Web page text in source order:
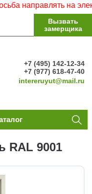
на
Вызвать
замерщика
+7 (495) 142-12-34
+7 (977) 618-47-40
intereruyut@mail.ru
RAL 9001